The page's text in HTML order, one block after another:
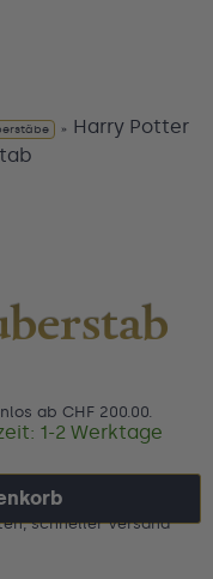
» Harry Potter
ab CHF 200.00.
1-2 Werktage
schneller Versand